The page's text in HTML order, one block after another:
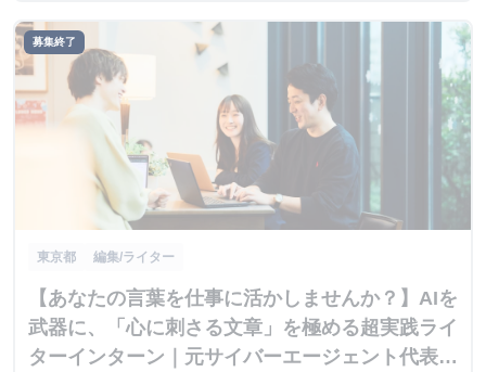
募集終了
東京都 編集/ライター
【あなたの言葉を仕事に活かしませんか？】AIを
武器に、「心に刺さる文章」を極める超実践ライ
ターインターン｜元サイバーエージェント代表直